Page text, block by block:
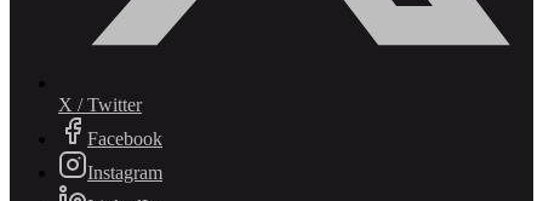
X / Twitter
Facebook
Instagram